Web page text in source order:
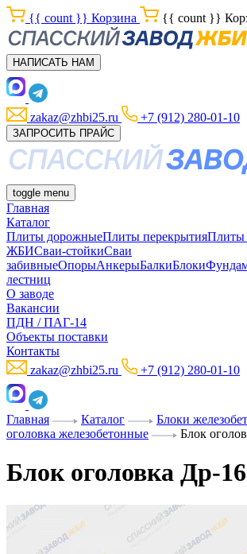
{{ count }} Корзина {{ count }}
НАПИСАТЬ НАМ
zakaz@zhbi25.ru +7 (912) 280-01-10
ЗАПРОСИТЬ ПРАЙС
toggle menu
Главная
Каталог
Плиты дорожныеПлиты перекрытияПлиты
ЖБИСваи-стойкиСваи
забивныеОпорыАнкерыБалкиБлоки
лестниц
О заводе
Вакансии
ПДН / ПАГ-14
Объекты поставки
Контакты
zakaz@zhbi25.ru
+7 (912) 280-01-10
Главная Каталог Блоки
оголовка железобетонные
Блок
Блок оголовка Др-